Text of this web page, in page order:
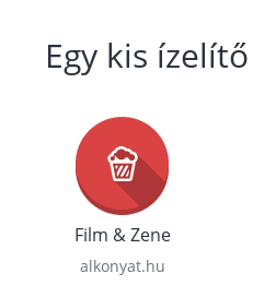
Egy kis
Film & Zene
alkonyat.hu